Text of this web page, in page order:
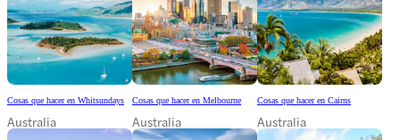
Cosas que hacer en Whitsundays
Australia
Cosas que hacer en Melbourne
Australia
Cosas que hacer en Cairns
Australia